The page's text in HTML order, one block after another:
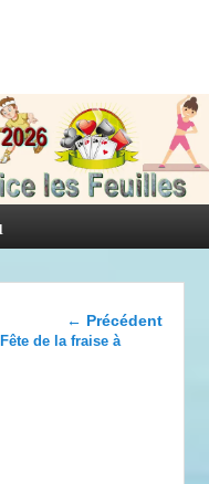
de Saint
les
Feuilles
diverses de l'Association
Navigation
dans les
← Précédent
Fête de la fraise à